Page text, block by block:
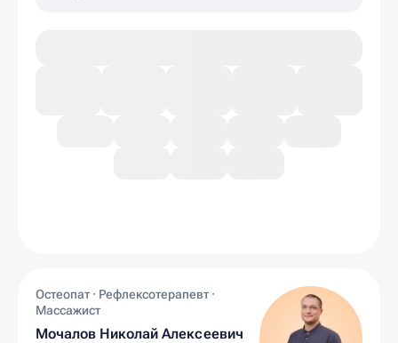
Остеопат · Рефлексотерапевт ·
Массажист
Мочалов Николай Алексеевич